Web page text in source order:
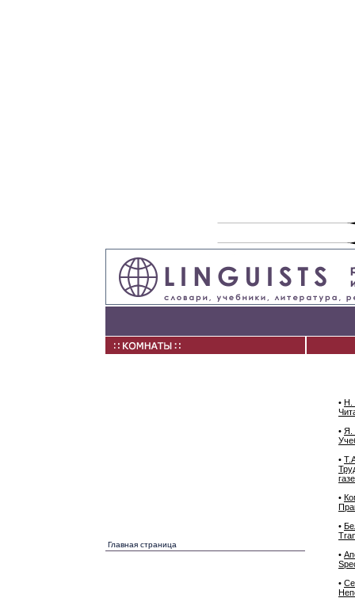
• Н.
• Я.
•
•
•
•
•
Главная страница